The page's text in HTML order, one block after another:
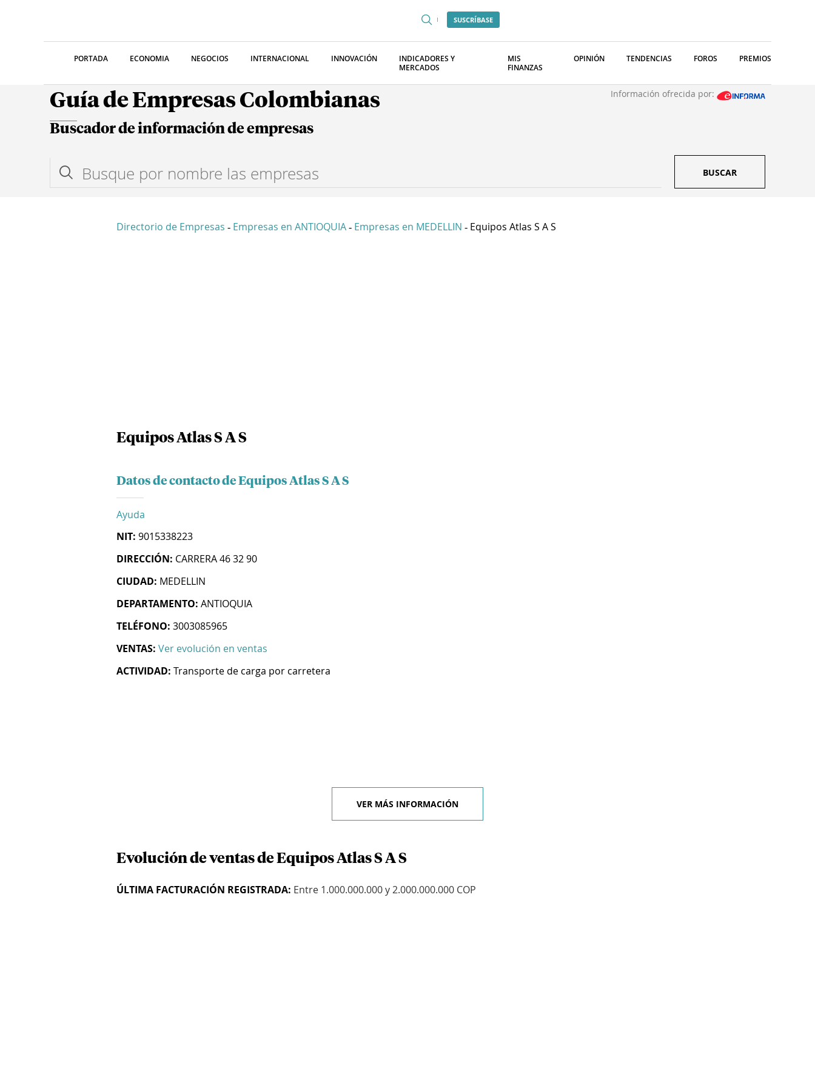
SUSCRÍBASE
PORTADA ECONOMIA NEGOCIOS INTERNACIONAL INNOVACIÓN
INDICADORES Y
MERCADOS
MIS
FINANZAS
OPINIÓN TENDENCIAS FOROS PREMIOS
Guía de Empresas Colombianas Información ofrecida por:
Buscador de información de empresas
BUSCAR
Directorio de Empresas - Empresas en ANTIOQUIA - Empresas en MEDELLIN - Equipos Atlas S A S
Equipos Atlas S A S
Datos de contacto de Equipos Atlas S A S
Ayuda
NIT: 9015338223
DIRECCIÓN: CARRERA 46 32 90
CIUDAD: MEDELLIN
DEPARTAMENTO: ANTIOQUIA
TELÉFONO: 3003085965
VENTAS: Ver evolución en ventas
ACTIVIDAD: Transporte de carga por carretera
VER MÁS INFORMACIÓN
Evolución de ventas de Equipos Atlas S A S
ÚLTIMA FACTURACIÓN REGISTRADA: Entre 1.000.000.000 y 2.000.000.000 COP